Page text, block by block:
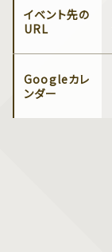
イベント先の
URL
Googleカレ
ンダー